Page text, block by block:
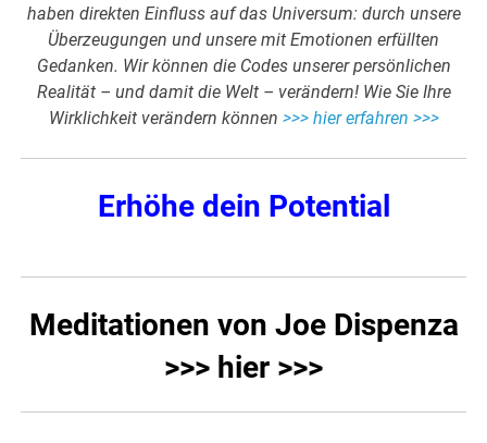
haben direkten Einfluss auf das Universum: durch unsere
Überzeugungen und unsere mit Emotionen erfüllten
Gedanken. Wir können die Codes unserer persönlichen
Realität – und damit die Welt – verändern! Wie Sie Ihre
Wirklichkeit verändern können >>> hier erfahren >>>
Erhöhe dein Potential
Meditationen von Joe Dispenza
>>> hier >>>